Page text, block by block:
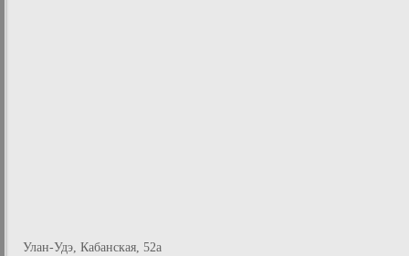
Улан-Удэ, Кабанская, 52а